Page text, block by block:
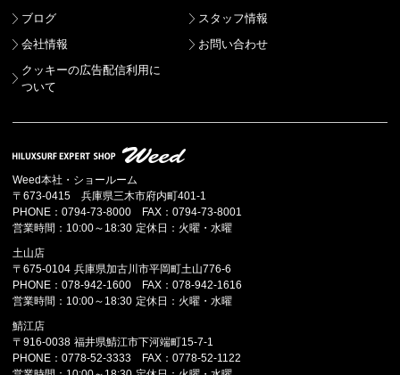
ブログ
スタッフ情報
会社情報
お問い合わせ
クッキーの広告配信利用に
ついて
Weed本社・ショールーム
〒673-0415 兵庫県三木市府内町401-1
PHONE：0794-73-8000 FAX：0794-73-8001
営業時間：10:00～18:30 定休日：火曜・水曜
土山店
〒675-0104 兵庫県加古川市平岡町土山776-6
PHONE：078-942-1600 FAX：078-942-1616
営業時間：10:00～18:30 定休日：火曜・水曜
鯖江店
〒916-0038 福井県鯖江市下河端町15-7-1
PHONE：0778-52-3333 FAX：0778-52-1122